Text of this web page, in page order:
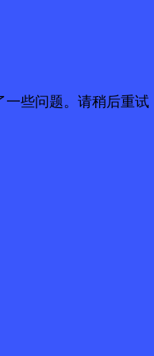
一些问题。请稍后重